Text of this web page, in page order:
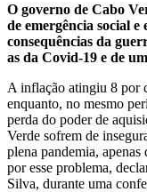
O governo de Cabo
de emergência social
consequências da
as da Covid-19 e de
A inflação atingiu 8 por
enquanto, no mesmo
perda do poder de
Verde sofrem de
plena pandemia,
por esse problema,
Silva, durante uma